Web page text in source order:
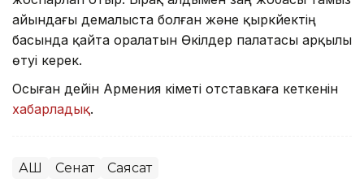
айындағы демалыста болған және қыркүйектің
басында қайта оралатын Өкілдер палатасы арқылы
өтуі керек.
Осыған дейін Армения үкіметі отставкаға кеткенін
хабарладық.
АҚШ Сенат Саясат